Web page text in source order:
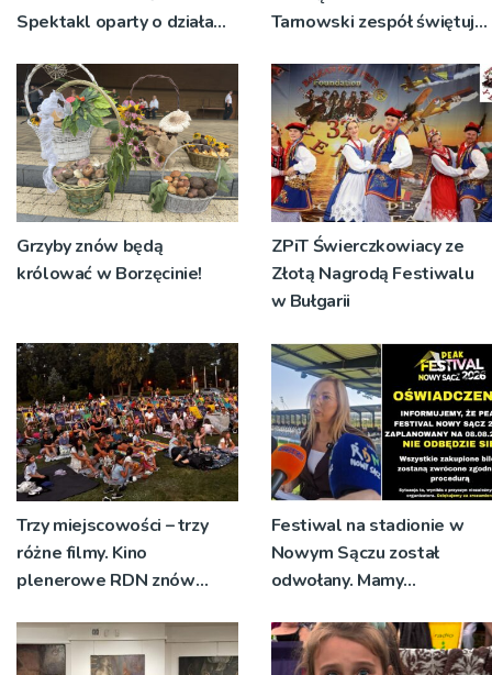
Spektakl oparty o działa
Tarnowski zespół świętuje
koncert
Grzyby znów będą
królować w Borzęcinie!
ZPiT Świerczkowiacy ze
Złotą Nagrodą Festiwalu
w Bułgarii
Trzy miejscowości – trzy
różne filmy. Kino
plenerowe RDN znów
Festiwal na stadionie w
Nowym Sączu został
odwołany. Mamy
organizatorów i spółki NIK